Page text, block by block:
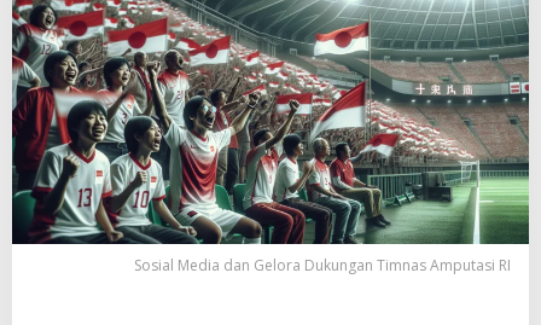
Sosial Media dan Gelora Dukungan Timnas Amputasi RI